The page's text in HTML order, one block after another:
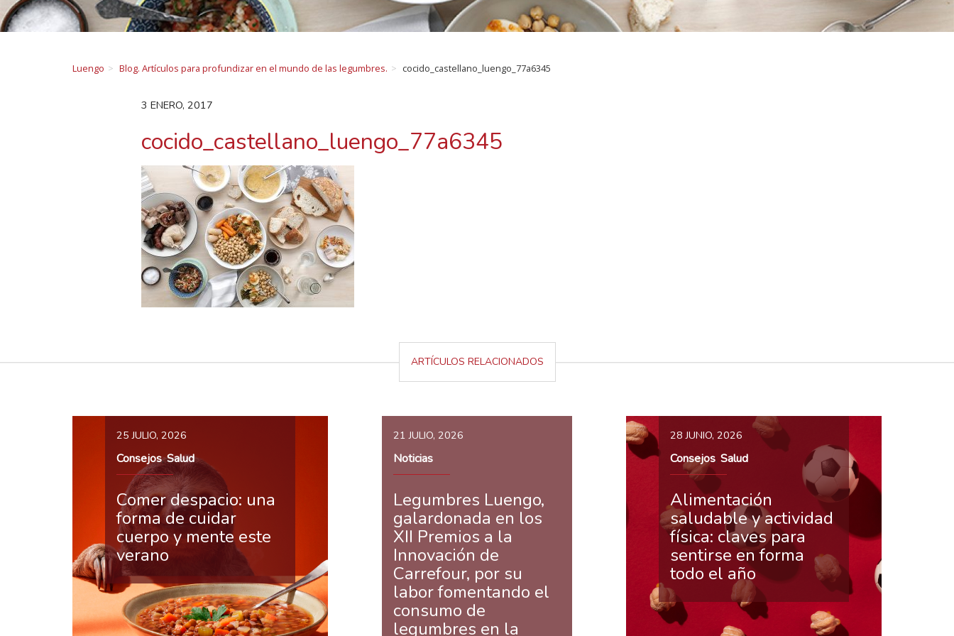
Luengo Blog. Artículos para profundizar en el mundo de las legumbres. cocido_castellano_luengo_77a6345
3 ENERO, 2017
cocido_castellano_luengo_77a6345
ARTÍCULOS RELACIONADOS
25 JULIO, 2026
Consejos,Salud
Comer despacio: una
forma de cuidar
cuerpo y mente este
verano
21 JULIO, 2026
Noticias
Legumbres Luengo,
galardonada en los
XII Premios a la
Innovación de
Carrefour, por su
labor fomentando el
consumo de
legumbres en la
28 JUNIO, 2026
Consejos, Salud
Alimentación
saludable y actividad
física: claves para
sentirse en forma
todo el año